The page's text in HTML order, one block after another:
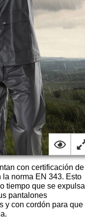
con certificación de
norma EN 343. Esto
tiempo que se expulsa
pantalones
y con cordón para que